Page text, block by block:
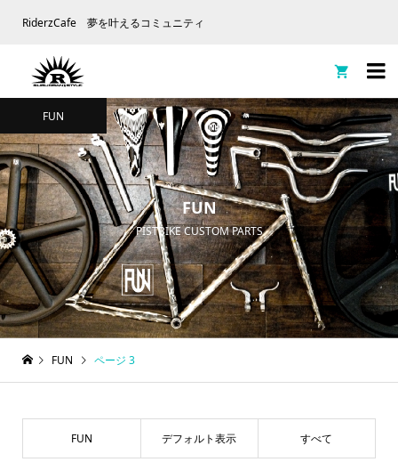
RiderzCafe 夢を叶えるコミュニティ

FUN
PISTBIKE CUSTOM PARTS
FUN
FUN ページ 3
FUN デフォルト表示 すべて